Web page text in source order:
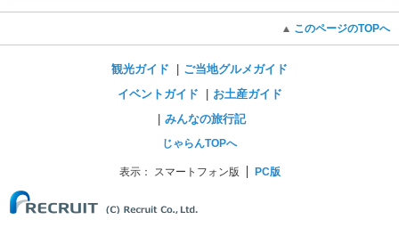
このページのTOPへ
観光ガイド
ご当地グルメガイド
イベントガイド
お土産ガイド
みんなの旅行記
じゃらんTOPへ
表示： スマートフォン版 PC版